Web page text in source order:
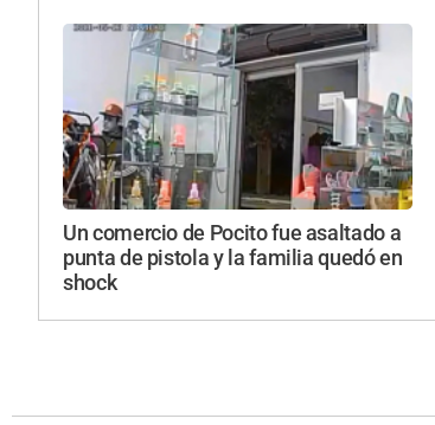
Un comercio de Pocito fue asaltado a
punta de pistola y la familia quedó en
shock